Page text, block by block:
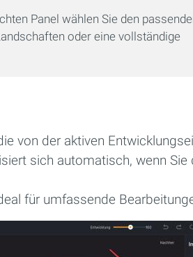
Panel wählen Sie den
oder eine vollständige
von der aktiven
sich automatisch, wenn Sie
für umfassende